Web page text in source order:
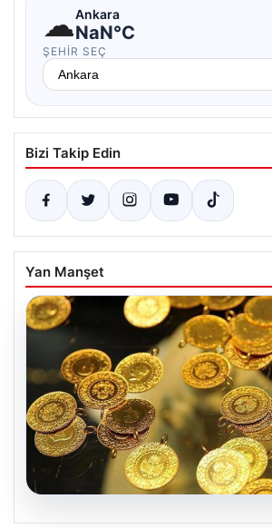
☁Ankara
NaN°C
ŞEHIR SEÇ
Bizi Takip Edin
Yan Manşet
06.08.2026